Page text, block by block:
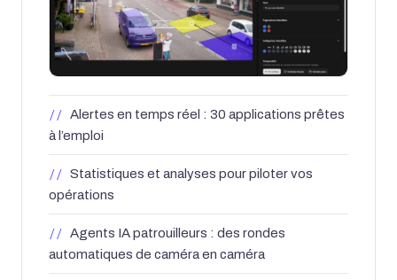
Alertes en temps réel : 30 applications prêtes
à l’emploi
Statistiques et analyses pour piloter vos
opérations
Agents IA patrouilleurs : des rondes
automatiques de caméra en caméra